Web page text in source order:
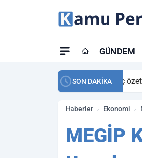
GÜNDEM
SON DAKİKA
maç özeti ve golleri!
Haberler Ekonomi
MEGİP